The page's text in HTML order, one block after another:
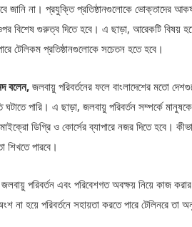
জানি না। প্রযুক্তি প্রতিষ্ঠানগুলোকে ভোক্তাদের
বিশেষ গুরুত্ব দিতে হবে। এ ছাড়া, আরেকটি বিষয়
টেলিকম প্রতিষ্ঠানগুলোকে সচেতন হতে হবে।
বলেন, জলবায়ু পরিবর্তনের ফলে বাংলাদেশের মতো
পারি। এ ছাড়া, জলবায়ু পরিবর্তন সম্পর্কে
মাইক্রো ডিগ্রি ও কোর্সের ব্যাপারে নজর দিতে হবে।
শিখতে পারবে।
জলবায়ু পরিবর্তন এবং পরিবেশগত অবক্ষয় নিয়ে কাজ
না হয়ে পরিবর্তনে সহায়তা করতে পারে টেলিনরে